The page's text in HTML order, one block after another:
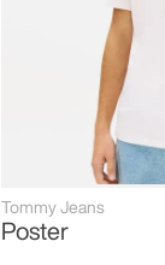
Tommy Jeans
Poster